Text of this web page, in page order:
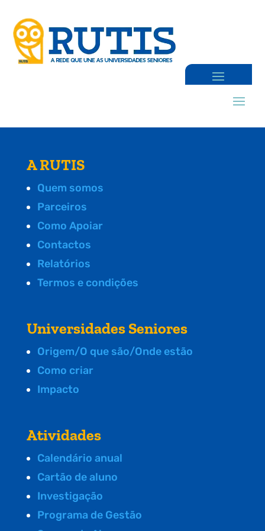
A RUTIS
Quem somos
Parceiros
Como Apoiar
Contactos
Relatórios
Termos e condições
Universidades Seniores
Origem/O que são/Onde estão
Como criar
Impacto
Atividades
Calendário anual
Cartão de aluno
Investigação
Programa de Gestão